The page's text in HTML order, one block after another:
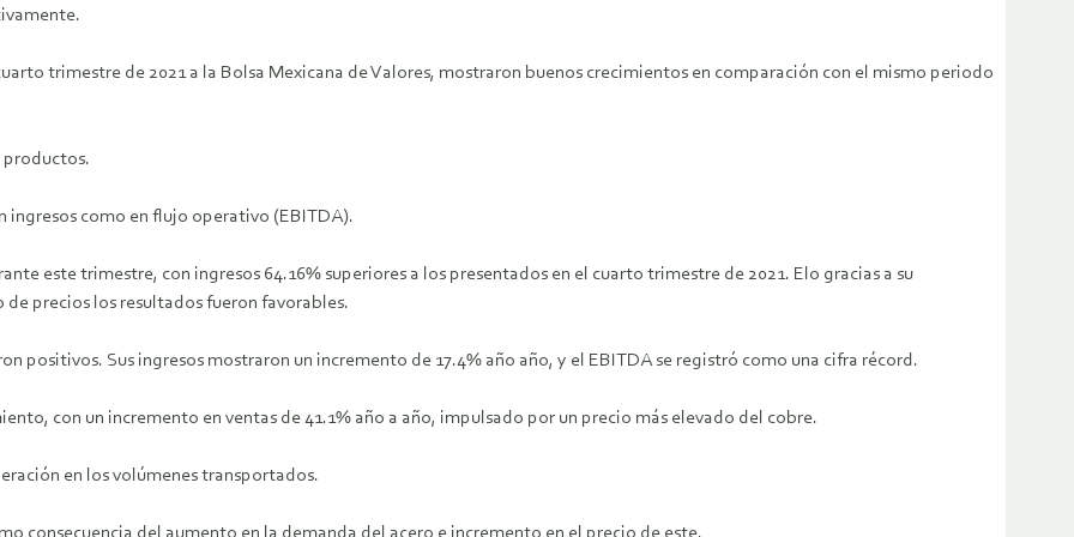
trimestre de 2021 a la Bolsa Mexicana de Valores, mostraron buenos crecimientos en comparación con el mismo periodo
productos.
ingresos como en flujo operativo (EBITDA).
este trimestre, con ingresos 64.16% superiores a los presentados en el cuarto trimestre de 2021. Elo gracias a su
precios los resultados fueron favorables.
positivos. Sus ingresos mostraron un incremento de 17.4% año año, y el EBITDA se registró como una cifra récord.
con un incremento en ventas de 41.1% año a año, impulsado por un precio más elevado del cobre.
en los volúmenes transportados.